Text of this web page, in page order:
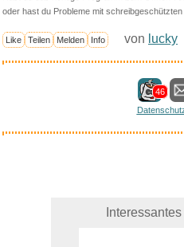
oder hast du Probleme mit
Like Teilen Melden Info von lucky
46